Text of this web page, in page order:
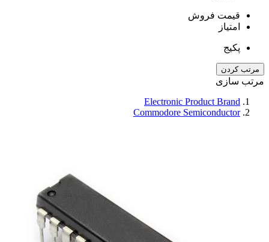
قیمت فروش
امتیاز
پکیج
مرتب کردن
مرتب سازی
Electronic Product Brand
Commodore Semiconductor